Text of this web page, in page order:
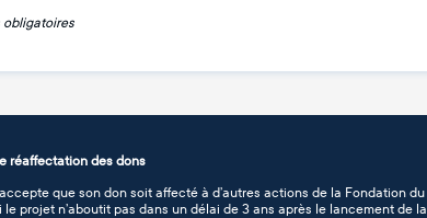
obligatoires
réaffectation des dons
que son don soit affecté à d’autres actions de la Fondation du
le projet n’aboutit pas dans un délai de 3 ans après le lancement de la